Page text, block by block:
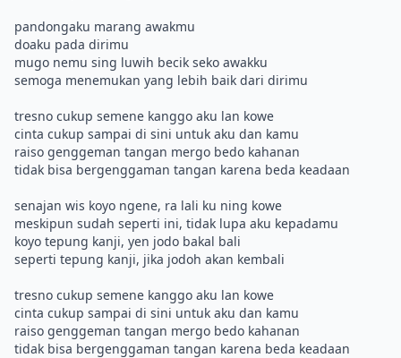
pandongaku marang awakmu
doaku pada dirimu
mugo nemu sing luwih becik seko awakku
semoga menemukan yang lebih baik dari dirimu
tresno cukup semene kanggo aku lan kowe
cinta cukup sampai di sini untuk aku dan kamu
raiso genggeman tangan mergo bedo kahanan
tidak bisa bergenggaman tangan karena beda keadaan
senajan wis koyo ngene, ra lali ku ning kowe
meskipun sudah seperti ini, tidak lupa aku kepadamu
koyo tepung kanji, yen jodo bakal bali
seperti tepung kanji, jika jodoh akan kembali
tresno cukup semene kanggo aku lan kowe
cinta cukup sampai di sini untuk aku dan kamu
raiso genggeman tangan mergo bedo kahanan
tidak bisa bergenggaman tangan karena beda keadaan